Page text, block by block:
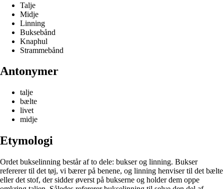
Talje
Midje
Linning
Buksebånd
Knaphul
Strammebånd
Antonymer
talje
bælte
livet
midje
Etymologi
Ordet bukselinning består af to dele: bukser og linning. Bukser
refererer til det tøj, vi bærer på benene, og linning henviser til det bælte
eller det stof, der sidder øverst på bukserne og holder dem oppe